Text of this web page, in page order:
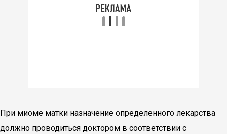
При миоме матки назначение определенного лекарства
должно проводиться доктором в соответствии с